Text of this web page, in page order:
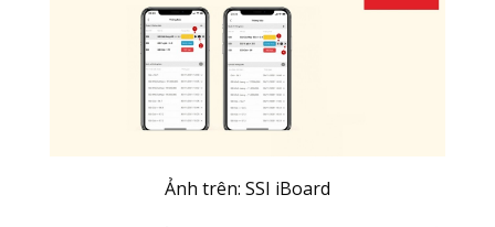
Ảnh trên: SSI iBoard